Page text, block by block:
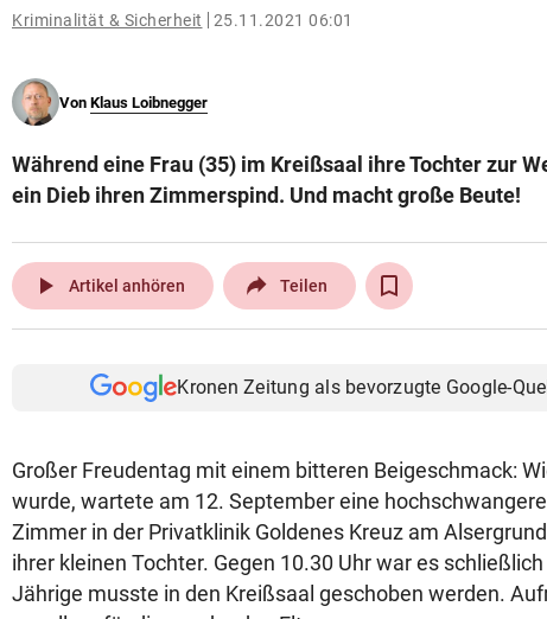
© Krone Multimedia GmbH & Co KG 2026
Kriminalität & Sicherheit 25.11.2021 06:01
Von Klaus Loibnegger
Während eine Frau (35) im Kreißsaal ihre Tochter zur
ein Dieb ihren Zimmerspind. Und macht große Beute!
play_arrow Artikel anhören Teilen
Kronen Zeitung als bevorzugte Google-
Großer Freudentag mit einem bitteren Beigeschmack:
wurde, wartete am 12. September eine
Zimmer in der Privatklinik Goldenes Kreuz am
ihrer kleinen Tochter. Gegen 10.30 Uhr war es
Jährige musste in den Kreißsaal geschoben werden.